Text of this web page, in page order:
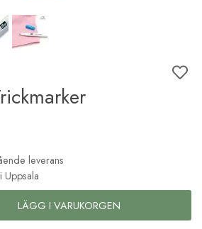
leverans
Uppsala
LÄGG I VARUKORGEN